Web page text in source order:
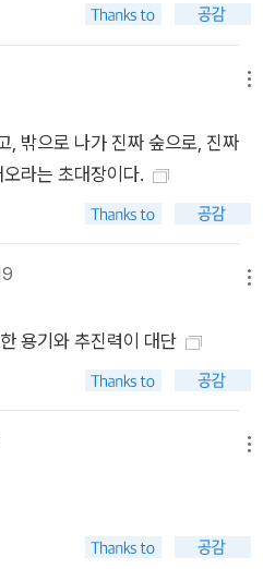
이 둥지를 조사한다. 직접 찾아
원리를 깨치는 것이야말로 하인
한 건 객관적인 생물학 이론만이
작되었다』에는 이전과는 다른
의 통찰이 녹아 있다. 변소로 쓸
를 마주친 하인리히는 딱정벌
이 토양을, 토양이 배설물을 흡
조를 떠올린다. 또 코끼리에게 뜯
이 뿌리를 내려 다양한 생김새
들도 주어진 환경에서 살아남고
깨닫는다. 그는 이렇게 숲속 일
소가 실은 둥글게 하나로 이어
화로운 자연 세계 하인리히
로 구분하지 않는다. 그에게 모든
해 공생하며 도움을 주고받는다.
가장 사랑하는 새인 큰까마귀는
, 밖으로 나가 진짜 숲으로, 진짜
라는 초대장이다.
용기와 추진력이 대단